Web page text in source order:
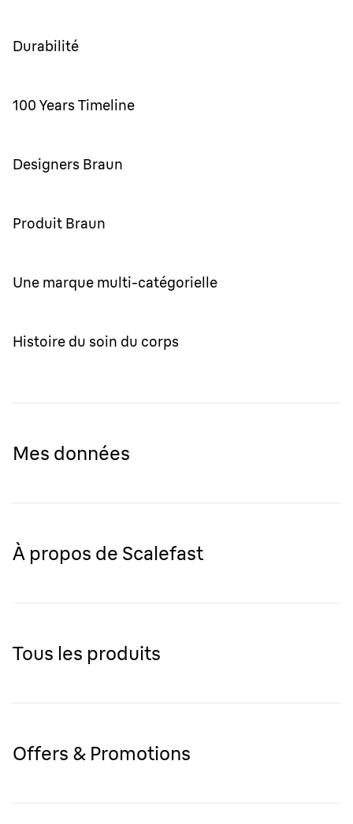
Durabilité
100 Years Timeline
Designers Braun
Produit Braun
Une marque multi-catégorielle
Histoire du soin du corps
Mes données
À propos de Scalefast
Tous les produits
Offers & Promotions